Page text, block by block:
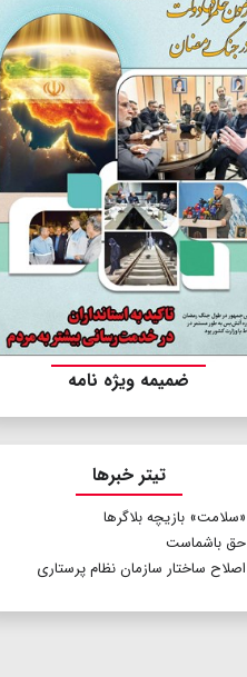
ضمیمه ویژه نامه
تیتر خبرها
«سلامت» بازیچه بلاگرها
حق باشماست
اصلاح ساختار سازمان نظام پرستاری